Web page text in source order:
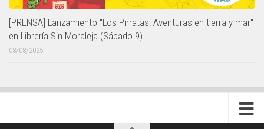
[PRENSA] Lanzamiento "Los Pirratas: Aventuras en tierra y mar"
en Librería Sin Moraleja (Sábado 9)
08/08/2025